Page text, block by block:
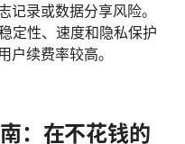
记录或数据分享风险。
定性、速度和隐私保护
户续费率较高。
：在不花钱的